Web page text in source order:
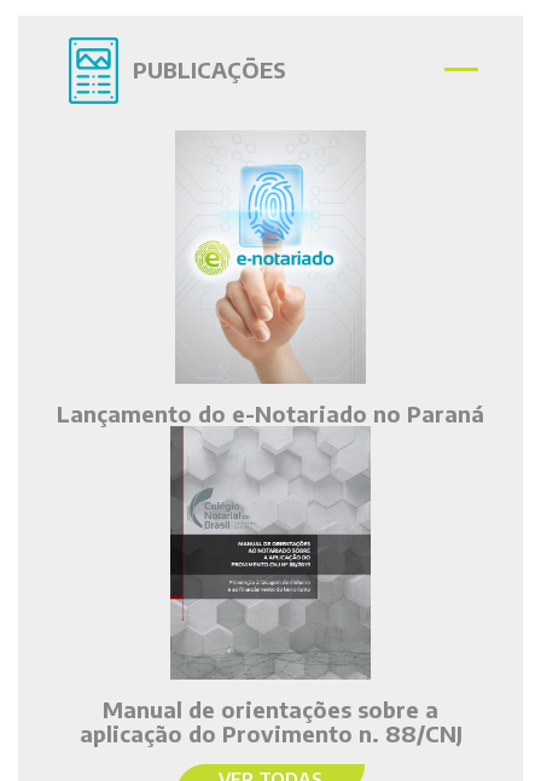
PUBLICAÇÕES
Lançamento do e-Notariado no Paraná
Manual de orientações sobre a
aplicação do Provimento n. 88/CNJ